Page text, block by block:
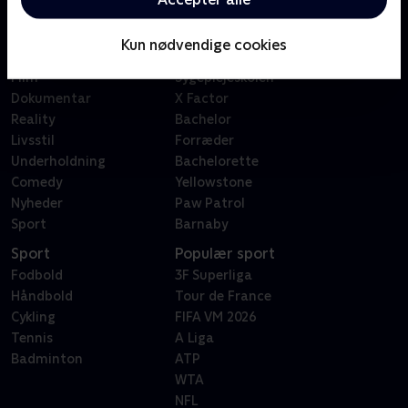
Kun nødvendige cookies
Kategorier
Film
Dokumentar
Reality
Livsstil
Underholdning
Comedy
Nyheder
Sport
Badehotellet
Sygeplejeskolen
X Factor
Bachelor
Forræder
Bachelorette
Yellowstone
Paw Patrol
Barnaby
Sport
Fodbold
Håndbold
Cykling
Tennis
Badminton
Populær sport
3F Superliga
Tour de France
FIFA VM 2026
A Liga
ATP
WTA
NFL